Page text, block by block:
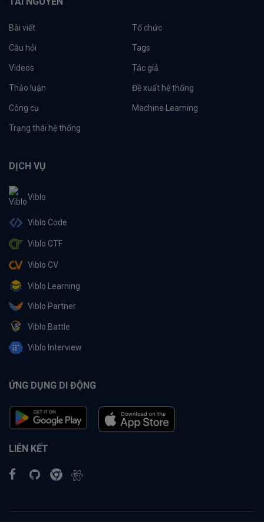
Bài viết Tổ chức
Câu hỏi Tags
Videos Tác giả
Thảo luận Đề xuất hệ thống
Công cụ Machine Learning
Trạng thái hệ thống
DỊCH VỤ
Viblo
Viblo Code
Viblo CTF
Viblo CV
Viblo Learning
Viblo Partner
Viblo Battle
Viblo Interview
ỨNG DỤNG DI ĐỘNG
LIÊN KẾT